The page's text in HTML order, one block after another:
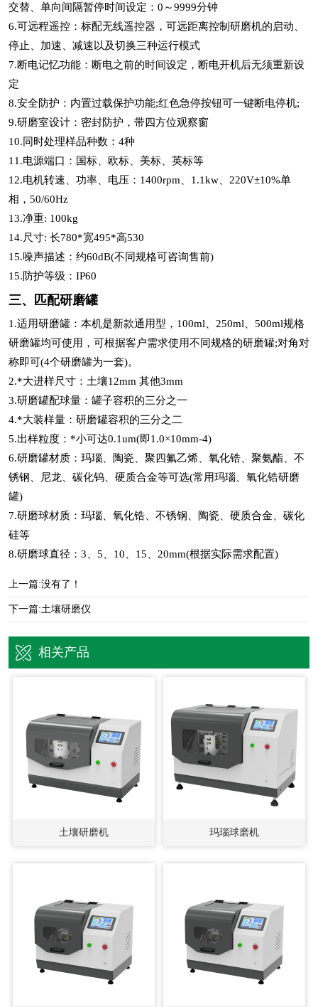
交替、单向间隔暂停时间设定：0～9999分钟
6.可远程遥控：标配无线遥控器，可远距离控制研磨机的启动、
停止、加速、减速以及切换三种运行模式
7.断电记忆功能：断电之前的时间设定，断电开机后无须重新设
定
8.安全防护：内置过载保护功能;红色急停按钮可一键断电停机;
9.研磨室设计：密封防护，带四方位观察窗
10.同时处理样品种数：4种
11.电源端口：国标、欧标、美标、英标等
12.电机转速、功率、电压：1400rpm、1.1kw、220V±10%单
相，50/60Hz
13.净重: 100kg
14.尺寸: 长780*宽495*高530
15.噪声描述：约60dB(不同规格可咨询售前)
15.防护等级：IP60
三、匹配研磨罐
1.适用研磨罐：本机是新款通用型，100ml、250ml、500ml规格
研磨罐均可使用，可根据客户需求使用不同规格的研磨罐;对角对
称即可(4个研磨罐为一套)。
2.*大进样尺寸：土壤12mm 其他3mm
3.研磨罐配球量：罐子容积的三分之一
4.*大装样量：研磨罐容积的三分之二
5.出样粒度：*小可达0.1um(即1.0×10mm-4)
6.研磨罐材质：玛瑙、陶瓷、聚四氟乙烯、氧化锆、聚氨酯、不
锈钢、尼龙、碳化钨、硬质合金等可选(常用玛瑙、氧化锆研磨
罐)
7.研磨球材质：玛瑙、氧化锆、不锈钢、陶瓷、硬质合金、碳化
硅等
8.研磨球直径：3、5、10、15、20mm(根据实际需求配置)
上一篇:没有了！
下一篇:土壤研磨仪
相关产品
土壤研磨机 玛瑙球磨机